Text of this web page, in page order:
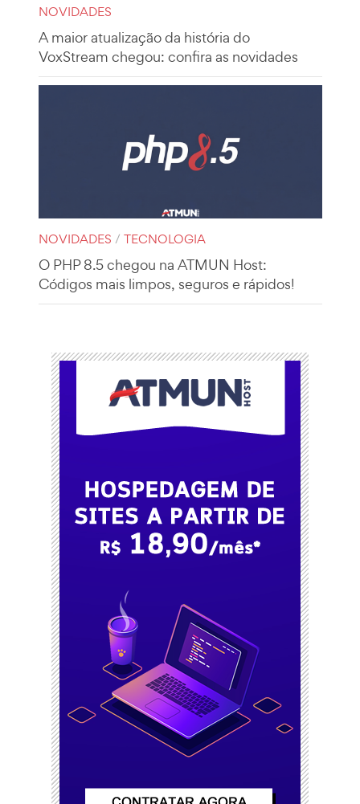
NOVIDADES
A maior atualização da história do
VoxStream chegou: confira as novidades
NOVIDADES / TECNOLOGIA
O PHP 8.5 chegou na ATMUN Host:
Códigos mais limpos, seguros e rápidos!